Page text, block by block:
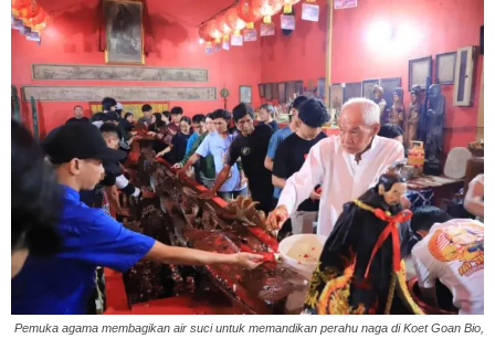
Pemuka agama membagikan air suci untuk memandikan perahu naga di Koet Goan Bio,